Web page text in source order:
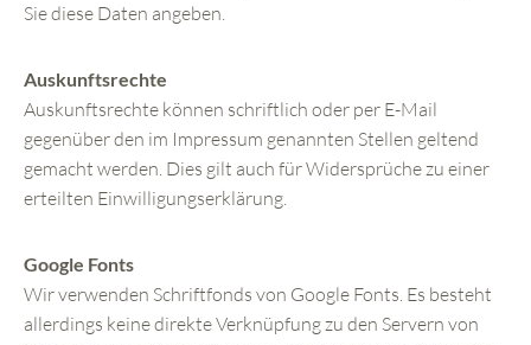
Sie diese Daten angeben.
Auskunftsrechte
Auskunftsrechte können schriftlich oder per E-Mail
gegenüber den im Impressum genannten Stellen geltend
gemacht werden. Dies gilt auch für Widersprüche zu einer
erteilten Einwilligungserklärung.
Google Fonts
Wir verwenden Schriftfonds von Google Fonts. Es besteht
allerdings keine direkte Verknüpfung zu den Servern von